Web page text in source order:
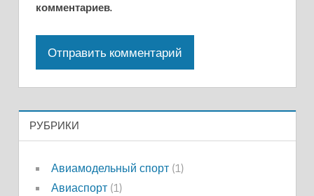
комментариев.
РУБРИКИ
Авиамодельный спорт(1)
Авиаспорт(1)